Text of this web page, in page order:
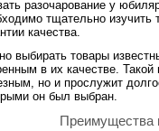
разочарование у
тщательно изучить
качества.
выбирать товары
в их качестве.
но и прослужит
он был выбран.
Преимущества